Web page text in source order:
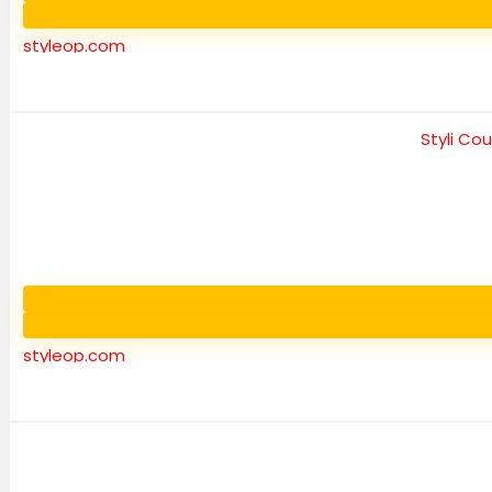
styleop.com
styleop.com